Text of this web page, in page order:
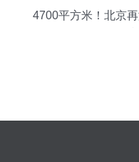
4700平方米！北京